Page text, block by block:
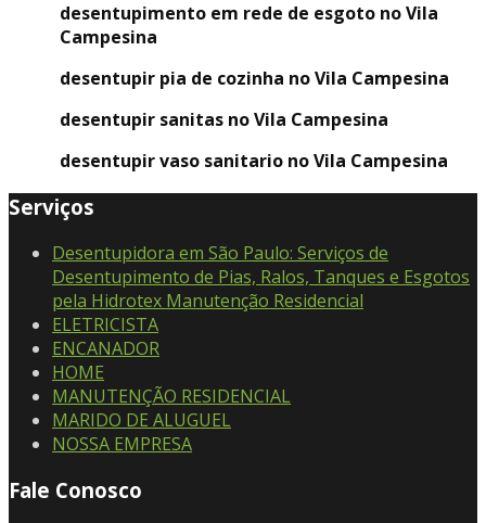
desentupimento em rede de esgoto no Vila
Campesina
desentupir pia de cozinha no Vila Campesina
desentupir sanitas no Vila Campesina
desentupir vaso sanitario no Vila Campesina
Serviços
Desentupidora em São Paulo: Serviços de
Desentupimento de Pias, Ralos, Tanques e Esgotos
pela Hidrotex Manutenção Residencial
ELETRICISTA
ENCANADOR
HOME
MANUTENÇÃO RESIDENCIAL
MARIDO DE ALUGUEL
NOSSA EMPRESA
Fale Conosco